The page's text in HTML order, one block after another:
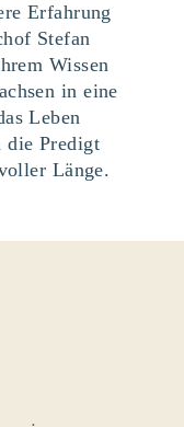
Erfahrung
Stefan
Wissen
in eine
Leben
die Predigt
Länge.